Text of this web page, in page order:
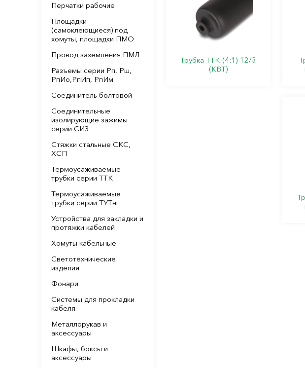
Перчатки рабочие
Площадки
(самоклеющиеся) под
хомуты, площадки ПМО
Провод заземления ПМЛ
Разъемы серии Рп, Рш,
РпИо,РпИп, РпИм
Соединитель болтовой
Соединительные
изолирующие зажимы
серии СИЗ
Стяжки стальные СКС,
ХСП
Термоусаживаемые
трубки серии ТТК
Термоусаживаемые
трубки серии ТУТнг
Устройства для закладки и
протяжки кабелей
Хомуты кабельные
Светотехнические
изделия
Фонари
Системы для прокладки
кабеля
Металлорукав и
аксессуары
Шкафы, боксы и
аксессуары
Трубка ТТК-(4:1)-12/3
(КВТ)